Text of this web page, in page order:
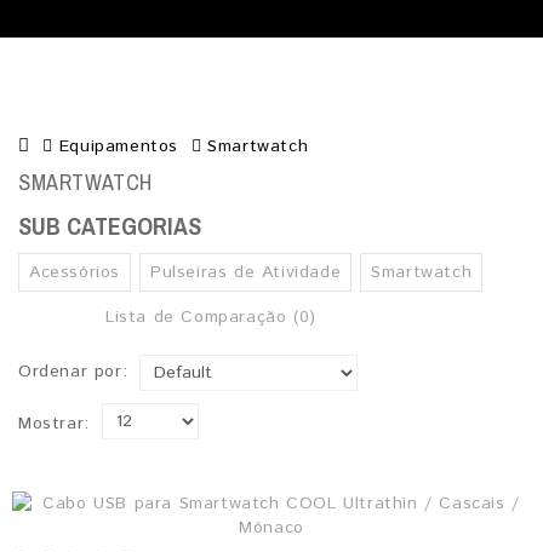
Equipamentos Smartwatch
SMARTWATCH
SUB CATEGORIAS
Acessórios Pulseiras de Atividade
Smartwatch
Lista de Comparação (0)
Ordenar por:
Mostrar: